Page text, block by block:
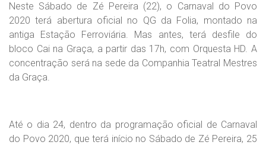
Neste Sábado de Zé Pereira (22), o Carnaval do Povo
2020 terá abertura oficial no QG da Folia, montado na
antiga Estação Ferroviária. Mas antes, terá desfile do
bloco Cai na Graça, a partir das 17h, com Orquesta HD. A
concentração será na sede da Companhia Teatral Mestres
da Graça.
Até o dia 24, dentro da programação oficial de Carnaval
do Povo 2020, que terá início no Sábado de Zé Pereira, 25